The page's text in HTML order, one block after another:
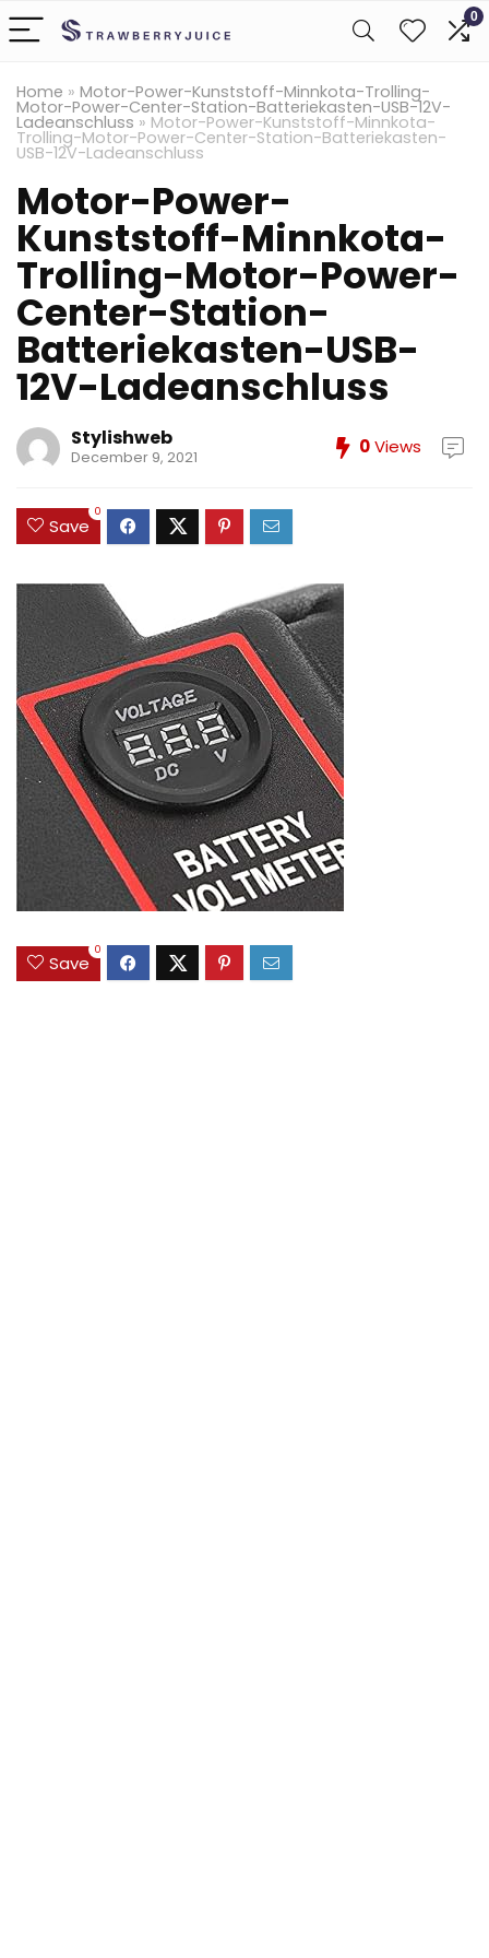
0
Home » Motor-Power-Kunststoff-Minnkota-Trolling-
Motor-Power-Center-Station-Batteriekasten-USB-12V-
Ladeanschluss » Motor-Power-Kunststoff-Minnkota-
Trolling-Motor-Power-Center-Station-Batteriekasten-
USB-12V-Ladeanschluss
Motor-Power-
Kunststoff-Minnkota-
Trolling-Motor-Power-
Center-Station-
Batteriekasten-USB-
12V-Ladeanschluss
Stylishweb
December 9, 2021 0Views
Save
0
Save
0